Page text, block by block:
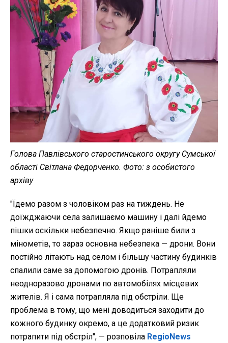
Голова Павлівського старостинського округу Сумської
області Світлана Федорченко. Фото: з особистого
архіву
"Їдемо разом з чоловіком раз на тиждень. Не
доїжджаючи села залишаємо машину і далі йдемо
пішки оскільки небезпечно. Якщо раніше били з
мінометів, то зараз основна небезпека — дрони. Вони
постійно літають над селом і більшу частину будинків
спалили саме за допомогою дронів. Потрапляли
неодноразово дронами по автомобілях місцевих
жителів. Я і сама потрапляла під обстріли. Ще
проблема в тому, що мені доводиться заходити до
кожного будинку окремо, а це додатковий ризик
потрапити під обстріл", — розповіла RegioNews